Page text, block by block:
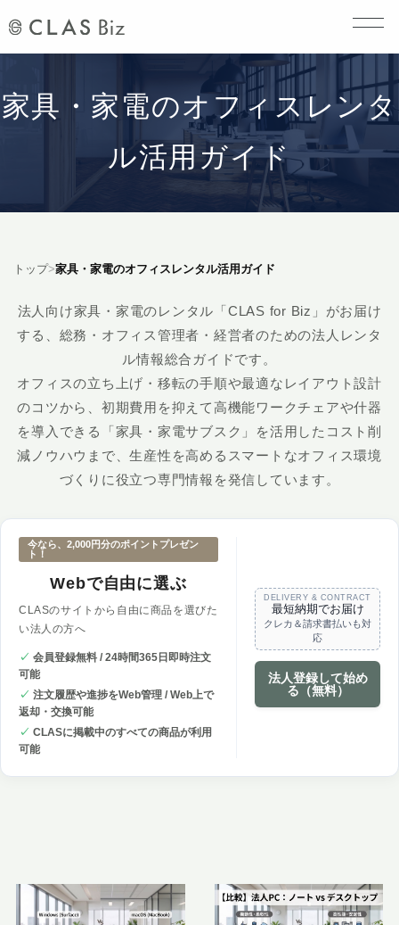
家具・家電のオフィスレンタ
ル活用ガイド
トップ>家具・家電のオフィスレンタル活用ガイド
法人向け家具・家電のレンタル「CLAS for Biz」がお届け
する、総務・オフィス管理者・経営者のための法人レンタ
ル情報総合ガイドです。
オフィスの立ち上げ・移転の手順や最適なレイアウト設計
のコツから、初期費用を抑えて高機能ワークチェアや什器
を導入できる「家具・家電サブスク」を活用したコスト削
減ノウハウまで、生産性を高めるスマートなオフィス環境
づくりに役立つ専門情報を発信しています。
今なら、2,000円分のポイントプレゼン
ト！
Webで自由に選ぶ
CLASのサイトから自由に商品を選びた
い法人の方へ
✓ 会員登録無料 / 24時間365日即時注文
可能
✓ 注文履歴や進捗をWeb管理 / Web上で
返却・交換可能
✓ CLASに掲載中のすべての商品が利用
可能
DELIVERY & CONTRACT
最短納期でお届け
クレカ＆請求書払いも対
応
法人登録して始め
る（無料）